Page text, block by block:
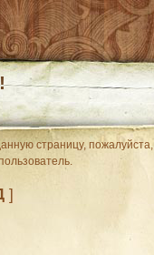
страницу, пожалуйста,
]